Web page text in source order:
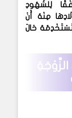
لِلشُّهُودِ
مِنْهُ أَنْ
حَالَ